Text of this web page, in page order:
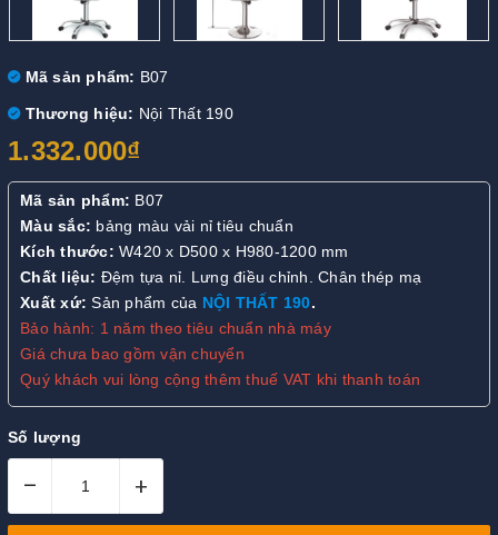
Mã sản phẩm: B07
Thương hiệu: Nội Thất 190
1.332.000₫
Mã sản phẩm: B07
Màu sắc: bảng màu vải nỉ tiêu chuẩn
Kích thước: W420 x D500 x H980-1200 mm
Chất liệu: Đệm tựa nỉ. Lưng điều chỉnh. Chân thép mạ
Xuất xứ: Sản phẩm của NỘI THẤT 190.
Bảo hành: 1 năm theo tiêu chuẩn nhà máy
Giá chưa bao gồm vận chuyển
Quý khách vui lòng cộng thêm thuế VAT khi thanh toán
Số lượng
– +